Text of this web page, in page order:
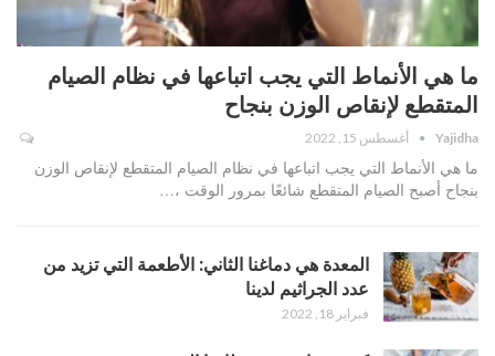
ما هي الأنماط التي يجب اتباعها في نظام الصيام
المتقطع لإنقاص الوزن بنجاح
Yajidha أغسطس 15, 2022
ما هي الأنماط التي يجب اتباعها في نظام الصيام المتقطع لإنقاص الوزن
بنجاح أصبح الصيام المتقطع شائعًا بمرور الوقت ،…
المعدة هي دماغنا الثاني: الأطعمة التي تزيد من
عدد الجراثيم لدينا
فبراير 18, 2022